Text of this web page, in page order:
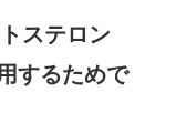
ステロン
するためで